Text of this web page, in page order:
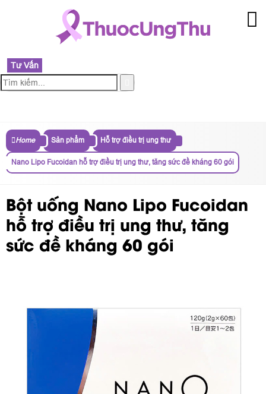
Tư Vấn
Home Sản phẩm Hỗ trợ điều trị ung thư
Nano Lipo Fucoidan hỗ trợ điều trị ung thư, tăng sức đề kháng 60 gói
Bột uống Nano Lipo Fucoidan
hỗ trợ điều trị ung thư, tăng
sức đề kháng 60 gói